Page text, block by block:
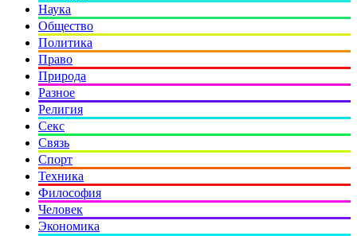
Наука
Общество
Политика
Право
Природа
Разное
Религия
Секс
Связь
Спорт
Техника
Философия
Человек
Экономика